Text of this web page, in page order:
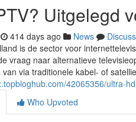
Uitgelegd
414 days ago News
Discuss
is de sector voor
vraag naar alternatieve
via traditionele kabel- of
42065356/ultra-
Who Upvoted